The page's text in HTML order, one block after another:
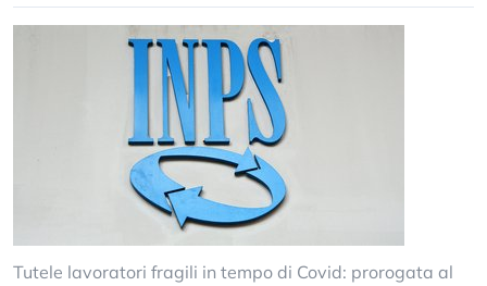
Tutele lavoratori fragili in tempo di Covid: prorogata al